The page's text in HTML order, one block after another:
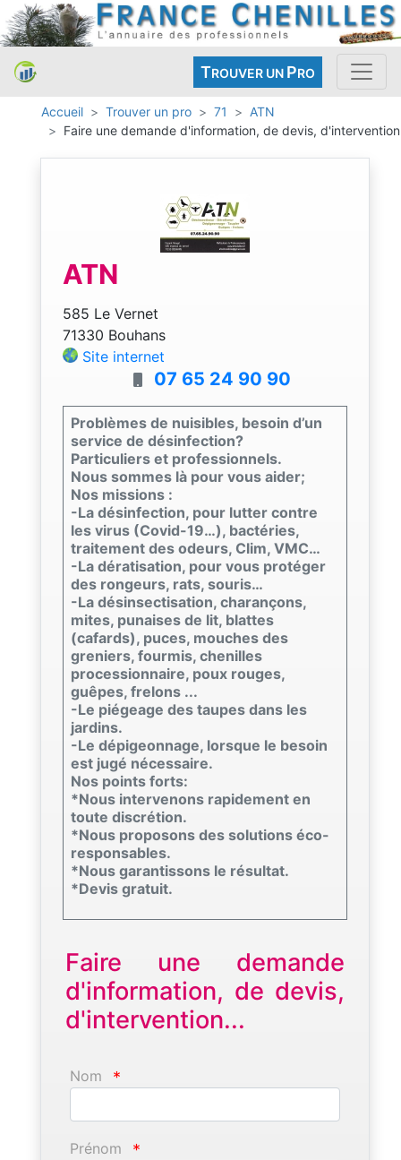
TROUVER UN PRO
Accueil Trouver un pro 71
ATN
Faire une demande d'information, de devis, d'intervention
ATN
585 Le Vernet
71330 Bouhans
Site internet
07 65 24 90 90
Problèmes de nuisibles, besoin d’un
service de désinfection?
Particuliers et professionnels.
Nous sommes là pour vous aider;
Nos missions :
-La désinfection, pour lutter contre
les virus (Covid-19…), bactéries,
traitement des odeurs, Clim, VMC…
-La dératisation, pour vous protéger
des rongeurs, rats, souris…
-La désinsectisation, charançons,
mites, punaises de lit, blattes
(cafards), puces, mouches des
greniers, fourmis, chenilles
processionnaire, poux rouges,
guêpes, frelons ...
-Le piégeage des taupes dans les
jardins.
-Le dépigeonnage, lorsque le besoin
est jugé nécessaire.
Nos points forts:
*Nous intervenons rapidement en
toute discrétion.
*Nous proposons des solutions éco-
responsables.
*Nous garantissons le résultat.
*Devis gratuit.
Faire une demande
d'information, de devis,
d'intervention...
Nom *
Prénom *